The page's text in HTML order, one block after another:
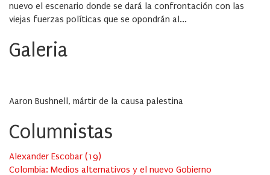
nuevo el escenario donde se dará la confrontación con las
viejas fuerzas políticas que se opondrán al...
Galeria
Aaron Bushnell, mártir de la causa palestina
Columnistas
Alexander Escobar (19)
Colombia: Medios alternativos y el nuevo Gobierno